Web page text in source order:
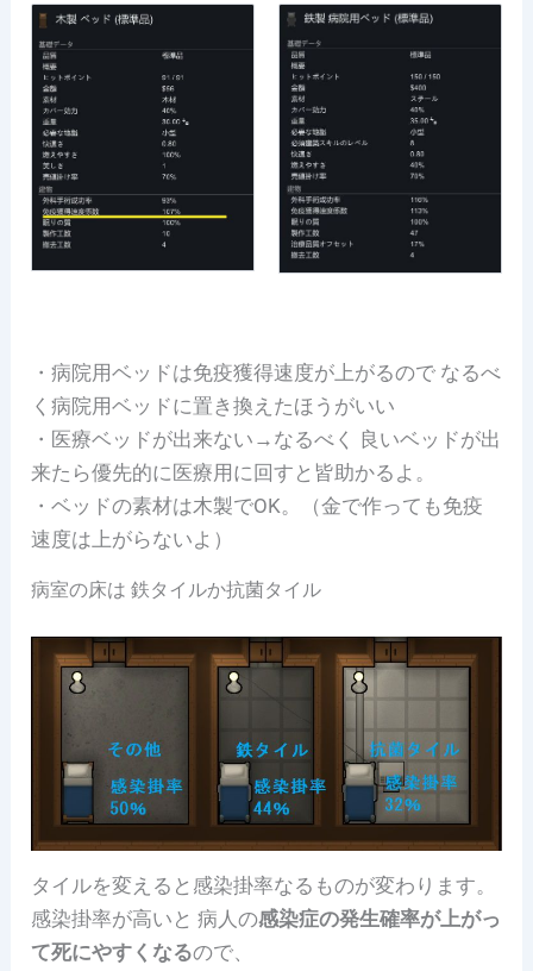
・病院用ベッドは免疫獲得速度が上がるので なるべ
く病院用ベッドに置き換えたほうがいい
・医療ベッドが出来ない→なるべく 良いベッドが出
来たら優先的に医療用に回すと皆助かるよ。
・ベッドの素材は木製でOK。（金で作っても免疫
速度は上がらないよ）
病室の床は 鉄タイルか抗菌タイル
タイルを変えると感染掛率なるものが変わります。
感染掛率が高いと 病人の感染症の発生確率が上がっ
て死にやすくなるので、